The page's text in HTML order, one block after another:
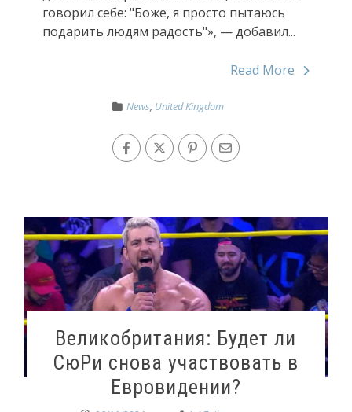
говорил себе: "Боже, я просто пытаюсь
подарить людям радость"», — добавил...
Read More
News, United Kingdom
Великобритания: Будет ли
СюРи снова участвовать в
Евровидении?